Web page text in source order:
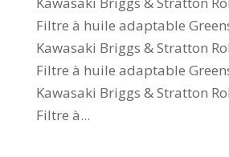
Filtre à huile adaptable
Kawasaki Briggs & Stratton
Filtre à huile adaptable
Kawasaki Briggs & Stratton
Filtre à...